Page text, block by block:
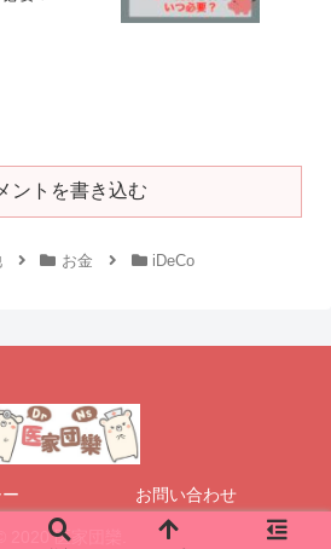
ントを書き込む
お金 iDeCo
お問い合わせ
© 2020 医家団欒.